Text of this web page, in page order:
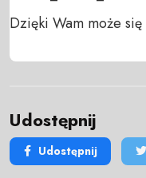
Dzięki Wam może się
Udostępnij
Udostępnij